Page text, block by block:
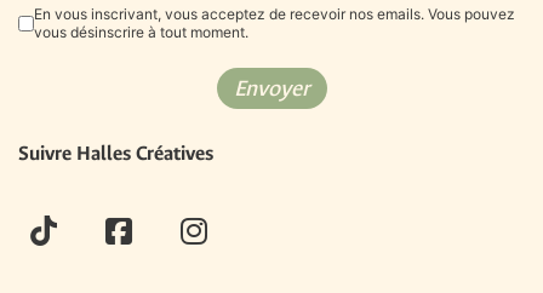
RGPD*
En vous inscrivant, vous acceptez de recevoir nos emails. Vous pouvez
vous désinscrire à tout moment.
Envoyer
Suivre Halles Créatives
tiktokfacebookinstagram